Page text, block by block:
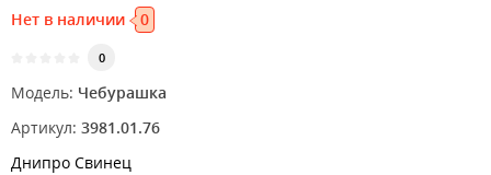
Нет в наличии 0
0
Модель: Чебурашка
Артикул: 3981.01.76
Днипро Свинец